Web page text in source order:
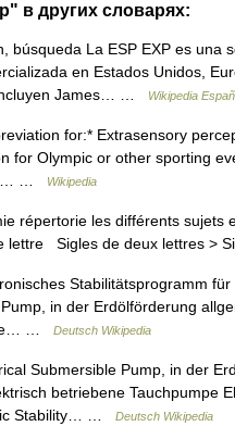
в других словарях:
búsqueda La ESP EXP es una
en Estados Unidos,
James… …
Wikipedia
for:* Extrasensory
for Olympic or other sporting
…
Wikipedia
répertorie les différents sujets
lettre Sigles de deux lettres >
Stabilitätsprogramm
in der Erdölförderung
…
Deutsch Wikipedia
Submersible Pump, in der
betriebene Tauchpumpe
Stability… …
Deutsch Wikipedia